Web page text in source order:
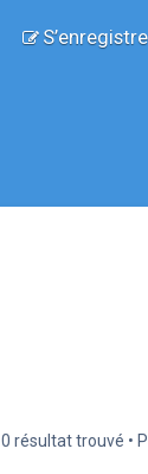
0 résultat trouvé •